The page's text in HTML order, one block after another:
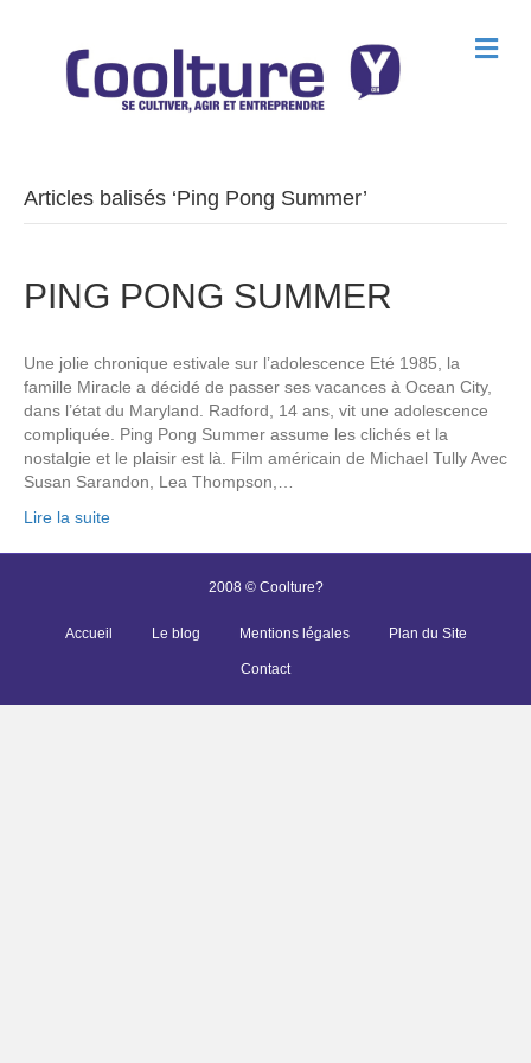
M
e
Articles balisés ‘Ping Pong Summer’
PING PONG SUMMER
Une jolie chronique estivale sur l’adolescence Eté 1985, la
famille Miracle a décidé de passer ses vacances à Ocean City,
dans l’état du Maryland. Radford, 14 ans, vit une adolescence
compliquée. Ping Pong Summer assume les clichés et la
nostalgie et le plaisir est là. Film américain de Michael Tully Avec
Susan Sarandon, Lea Thompson,…
Lire la suite
2008 © Coolture?
Accueil Le blog Mentions légales Plan du Site
Contact